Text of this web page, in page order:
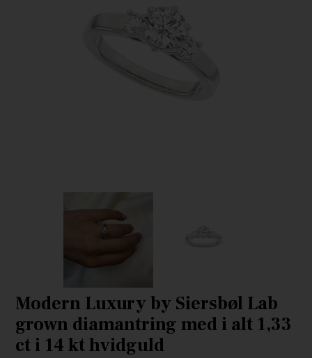
Modern Luxury by Siersbøl Lab
grown diamantring med i alt 1,33
ct i 14 kt hvidguld